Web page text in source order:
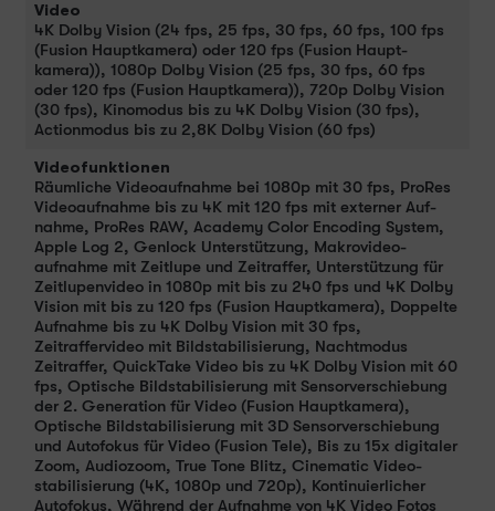
Video
4K Dolby Vision (24 fps, 25 fps, 30 fps, 60 fps, 100 fps
(Fusion Haupt­kamera) oder 120 fps (Fusion Haupt­
kamera)), 1080p Dolby Vision (25 fps, 30 fps, 60 fps
oder 120 fps (Fusion Haupt­kamera)), 720p Dolby Vision
(30 fps), Kino­modus bis zu 4K Dolby Vision (30 fps),
Actionmodus bis zu 2,8K Dolby Vision (60 fps)
Videofunktionen
Räumliche Video­auf­nahme bei 1080p mit 30 fps, ProRes
Video­aufnahme bis zu 4K mit 120 fps mit externer Auf­
nahme, ProRes RAW, Academy Color Encoding System,
Apple Log 2, Genlock Unter­stüt­zung, Makrovideo­
aufnahme mit Zeitlupe und Zeitraffer, Unter­stüt­zung für
Zeitlupen­video in 1080p mit bis zu 240 fps und 4K Dolby
Vision mit bis zu 120 fps (Fusion Haupt­kamera), Doppelte
Auf­nahme bis zu 4K Dolby Vision mit 30 fps,
Zeitraffervideo mit Bild­stabilisierung, Nacht­modus
Zeitraffer, QuickTake Video bis zu 4K Dolby Vision mit 60
fps, Optische Bild­stabilisierung mit Sensor­verschiebung
der 2. Gene­ra­tion für Video (Fusion Haupt­kamera),
Optische Bild­stabi­li­sierung mit 3D Sensor­verschiebung
und Auto­fokus für Video (Fusion Tele), Bis zu 15x digitaler
Zoom, Audiozoom, True Tone Blitz, Cinematic Video­
stabilisierung (4K, 1080p und 720p), Kontinuierlicher
Auto­fokus, Während der Auf­nahme von 4K Video Fotos